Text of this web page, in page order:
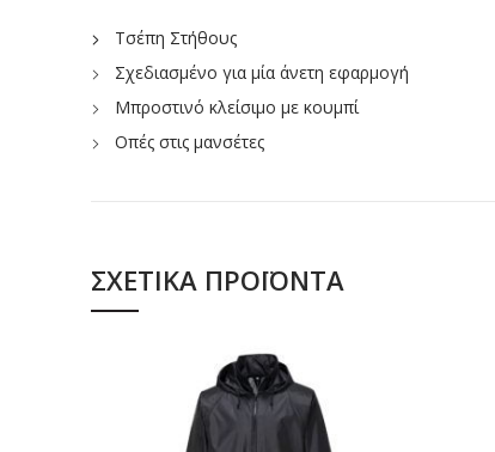
Τσέπη Στήθους
Σχεδιασμένο για μία άνετη εφαρμογή
Μπροστινό κλείσιμο με κουμπί
Οπές στις μανσέτες
ΣΧΕΤΙΚΆ ΠΡΟΪΌΝΤΑ